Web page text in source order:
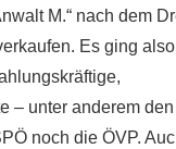
M.“ nach dem
Es ging also
– unter anderem den
noch die ÖVP.